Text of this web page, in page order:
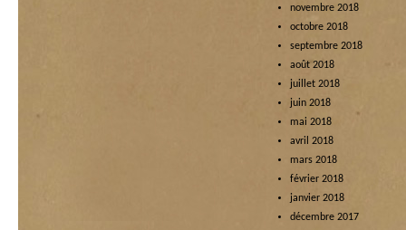
novembre 2018
octobre 2018
septembre 2018
août 2018
juillet 2018
juin 2018
mai 2018
avril 2018
mars 2018
février 2018
janvier 2018
décembre 2017